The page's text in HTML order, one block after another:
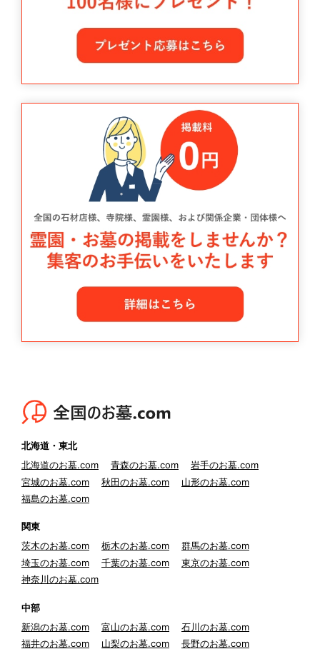
北海道・東北
北海道のお墓.com
青森のお墓.com
岩手のお墓.com
宮城のお墓.com
秋田のお墓.com
山形のお墓.com
福島のお墓.com
関東
茨木のお墓.com
栃木のお墓.com
群馬のお墓.com
埼玉のお墓.com
千葉のお墓.com
東京のお墓.com
神奈川のお墓.com
中部
新潟のお墓.com
富山のお墓.com
石川のお墓.com
福井のお墓.com
山梨のお墓.com
長野のお墓.com